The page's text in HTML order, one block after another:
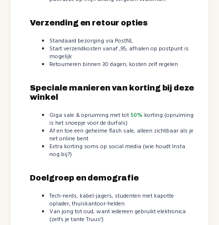
Verzending en retour opties
Standaard bezorging via PostNL
Start verzendkosten vanaf ,95; afhalen op postpunt is
mogelijk
Retourneren binnen 30 dagen; kosten zelf regelen
Speciale manieren van korting bij deze
winkel
Giga sale & opruiming met tot50% korting (opruiming
is het snoepje voor de durfals)
Af en toe een geheime flash sale, alleen zichtbaar als je
net online bent
Extra korting soms op social media (wie houdt Insta
nog bij?)
Doelgroep en demografie
Tech-nerds, kabel-jagers, studenten met kapotte
oplader, thuiskantoor-helden
Van jong tot oud, want iedereen gebruikt elektronica
(zelfs je tante Truus!)